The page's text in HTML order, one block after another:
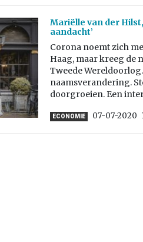
Mariëlle van der
aandacht’
Corona noemt zich
Haag, maar kreeg de
Tweede
naamsverandering.
doorgroeien. Een
ECONOMIE 07-07-2020